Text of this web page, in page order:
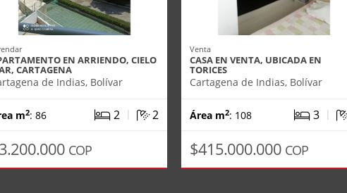
EN ARRIENDO, CIELO
CARTAGENA
de Indias, Bolívar
m2: 86 2 | 2
COP
Venta
CASA EN VENTA, UBICADA EN
TORICES
Cartagena de Indias, Bolívar
Área m2: 108 3 |
$415.000.000 COP